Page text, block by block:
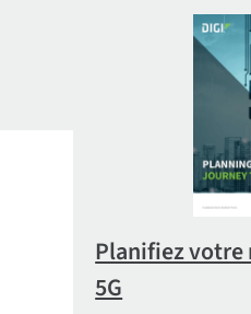
Planifiez votre
5G